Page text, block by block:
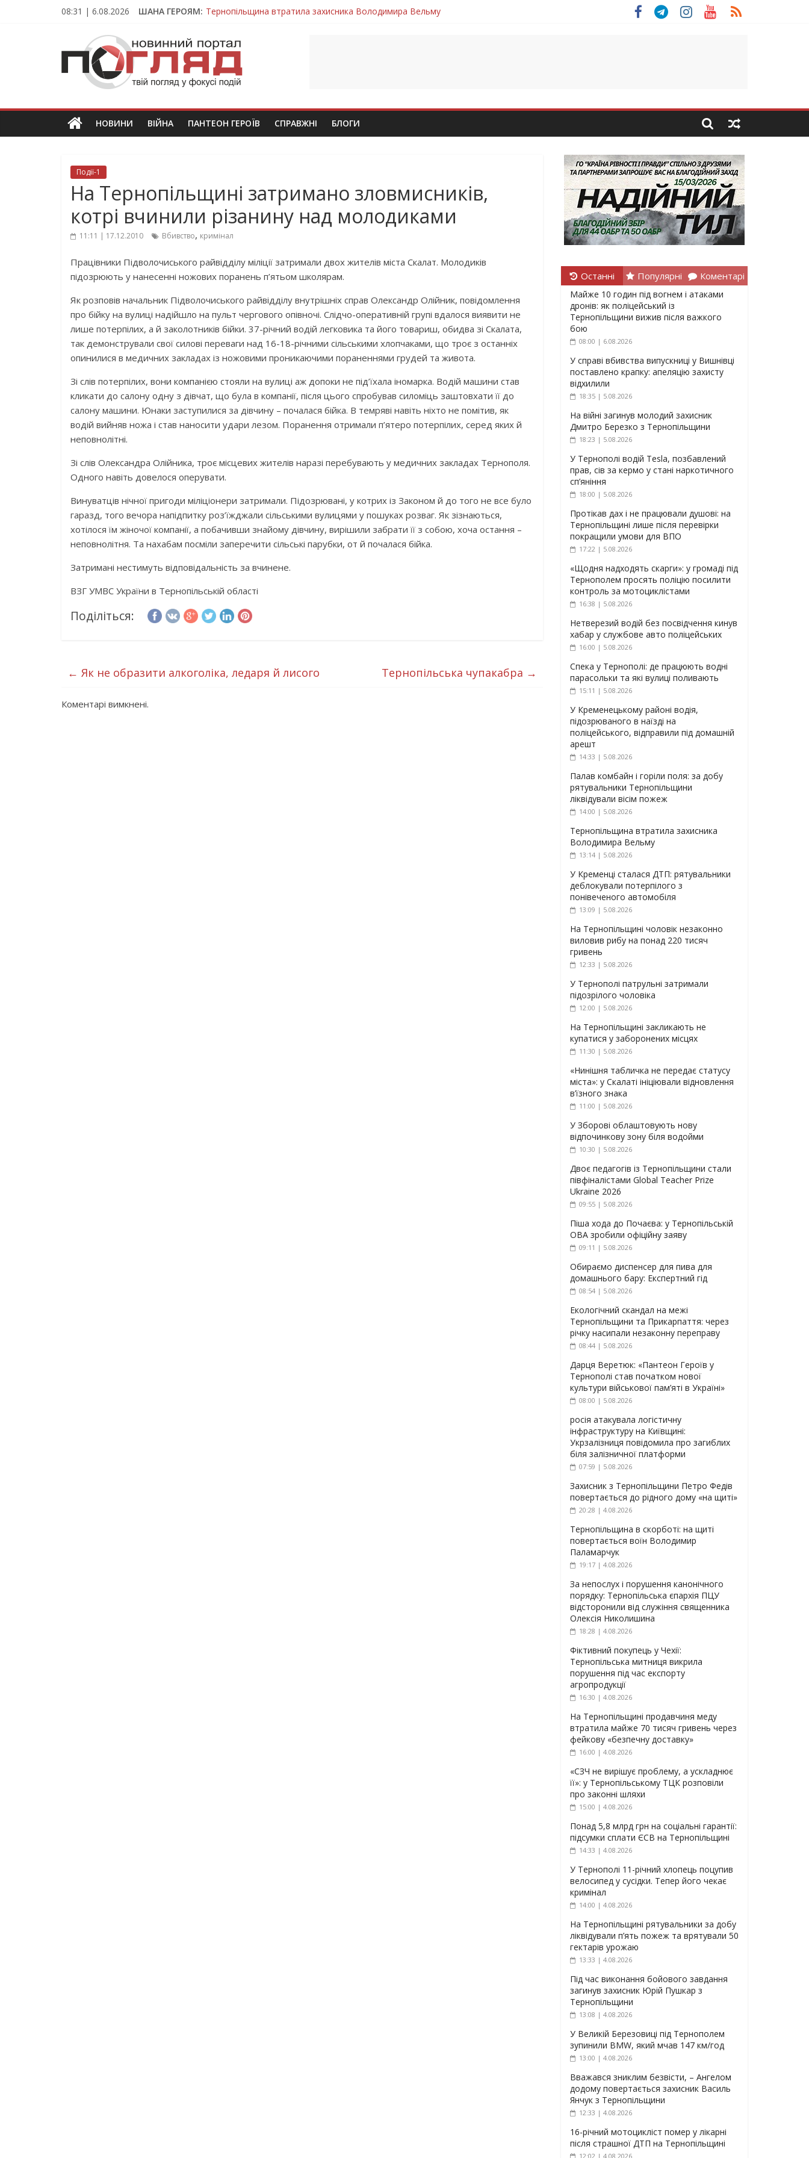
08:31 | 6.08.2026 ШАНА ГЕРОЯМ: Тернопільщина втратила захисника Володимира Вельму
Тернопільщина в скорботі: на щиті повертається воїн Володимир Паламарчук
Під час виконання бойового завдання загинув захисник Юрій Пушкар з Тернопільщини
На війні загинув молодий захисник Дмитро Березко з Тернопільщини
ПОГЛЯД
Новини
Тернополя.
новини
та
НОВИНИ ВІЙНА ПАНТЕОН ГЕРОЇВ СПРАВЖНІ БЛОГИ
Події-1
На Тернопільщині затримано зловмисників,
котрі вчинили різанину над молодиками
11:11 | 17.12.2010 Вбивство, кримінал
Працівники Підволочиського райвідділу міліції затримали двох жителів міста Скалат. Молодиків
підозрюють у нанесенні ножових поранень п’ятьом школярам.
Як розповів начальник Підволочиського райвідділу внутрішніх справ Олександр Олійник, повідомлення
про бійку на вулиці надійшло на пульт чергового опівночі. Слідчо-оперативній групі вдалося виявити не
лише потерпілих, а й заколотників бійки. 37-річний водій легковика та його товариш, обидва зі Скалата,
так демонстрували свої силові переваги над 16-18-річними сільськими хлопчаками, що троє з останніх
опинилися в медичних закладах із ножовими проникаючими пораненнями грудей та живота.
Зі слів потерпілих, вони компанією стояли на вулиці аж допоки не під’їхала іномарка. Водій машини став
кликати до салону одну з дівчат, що була в компанії, після цього спробував силоміць заштовхати її до
салону машини. Юнаки заступилися за дівчину – почалася бійка. В темряві навіть ніхто не помітив, як
водій вийняв ножа і став наносити удари лезом. Поранення отримали п’ятеро потерпілих, серед яких й
неповнолітні.
Зі слів Олександра Олійника, троє місцевих жителів наразі перебувають у медичних закладах Тернополя.
Одного навіть довелося оперувати.
Винуватців нічної пригоди міліціонери затримали. Підозрювані, у котрих із Законом й до того не все було
гаразд, того вечора напідпитку роз’їжджали сільськими вулицями у пошуках розваг. Як зізнаються,
хотілося їм жіночої компанії, а побачивши знайому дівчину, вирішили забрати її з собою, хоча остання –
неповнолітня. Та нахабам посміли заперечити сільські парубки, от й почалася бійка.
Затримані нестимуть відповідальність за вчинене.
ВЗГ УМВС України в Тернопільській області
Поділіться:
← Як не образити алкоголіка, ледаря й лисого Тернопільська чупакабра →
Коментарі вимкнені.
Останні Популярні Коментарі
Майже 10 годин під вогнем і атаками
дронів: як поліцейський із
Тернопільщини вижив після важкого
бою
08:00 | 6.08.2026
У справі вбивства випускниці у Вишнівці
поставлено крапку: апеляцію захисту
відхилили
18:35 | 5.08.2026
На війні загинув молодий захисник
Дмитро Березко з Тернопільщини
18:23 | 5.08.2026
У Тернополі водій Tesla, позбавлений
прав, сів за кермо у стані наркотичного
сп’яніння
18:00 | 5.08.2026
Протікав дах і не працювали душові: на
Тернопільщині лише після перевірки
покращили умови для ВПО
17:22 | 5.08.2026
«Щодня надходять скарги»: у громаді під
Тернополем просять поліцію посилити
контроль за мотоциклістами
16:38 | 5.08.2026
Нетверезий водій без посвідчення кинув
хабар у службове авто поліцейських
16:00 | 5.08.2026
Спека у Тернополі: де працюють водні
парасольки та які вулиці поливають
15:11 | 5.08.2026
У Кременецькому районі водія,
підозрюваного в наїзді на
поліцейського, відправили під домашній
арешт
14:33 | 5.08.2026
Палав комбайн і горіли поля: за добу
рятувальники Тернопільщини
ліквідували вісім пожеж
14:00 | 5.08.2026
Тернопільщина втратила захисника
Володимира Вельму
13:14 | 5.08.2026
У Кременці сталася ДТП: рятувальники
деблокували потерпілого з
понівеченого автомобіля
13:09 | 5.08.2026
На Тернопільщині чоловік незаконно
виловив рибу на понад 220 тисяч
гривень
12:33 | 5.08.2026
У Тернополі патрульні затримали
підозрілого чоловіка
12:00 | 5.08.2026
На Тернопільщині закликають не
купатися у заборонених місцях
11:30 | 5.08.2026
«Нинішня табличка не передає статусу
міста»: у Скалаті ініціювали відновлення
в’їзного знака
11:00 | 5.08.2026
У Зборові облаштовують нову
відпочинкову зону біля водойми
10:30 | 5.08.2026
Двоє педагогів із Тернопільщини стали
півфіналістами Global Teacher Prize
Ukraine 2026
09:55 | 5.08.2026
Піша хода до Почаєва: у Тернопільській
ОВА зробили офіційну заяву
09:11 | 5.08.2026
Обираємо диспенсер для пива для
домашнього бару: Експертний гід
08:54 | 5.08.2026
Екологічний скандал на межі
Тернопільщини та Прикарпаття: через
річку насипали незаконну переправу
08:44 | 5.08.2026
Дарця Веретюк: «Пантеон Героїв у
Тернополі став початком нової
культури військової пам’яті в Україні»
08:00 | 5.08.2026
росія атакувала логістичну
інфраструктуру на Київщині:
Укрзалізниця повідомила про загиблих
біля залізничної платформи
07:59 | 5.08.2026
Захисник з Тернопільщини Петро Федів
повертається до рідного дому «на щиті»
20:28 | 4.08.2026
Тернопільщина в скорботі: на щиті
повертається воїн Володимир
Паламарчук
19:17 | 4.08.2026
За непослух і порушення канонічного
порядку: Тернопільська єпархія ПЦУ
відсторонили від служіння священника
Олексія Николишина
18:28 | 4.08.2026
Фіктивний покупець у Чехії:
Тернопільська митниця викрила
порушення під час експорту
агропродукції
16:30 | 4.08.2026
На Тернопільщині продавчиня меду
втратила майже 70 тисяч гривень через
фейкову «безпечну доставку»
16:00 | 4.08.2026
«СЗЧ не вирішує проблему, а ускладнює
її»: у Тернопільському ТЦК розповіли
про законні шляхи
15:00 | 4.08.2026
Понад 5,8 млрд грн на соціальні гарантії:
підсумки сплати ЄСВ на Тернопільщині
14:33 | 4.08.2026
У Тернополі 11-річний хлопець поцупив
велосипед у сусідки. Тепер його чекає
кримінал
14:00 | 4.08.2026
На Тернопільщині рятувальники за добу
ліквідували п’ять пожеж та врятували 50
гектарів урожаю
13:33 | 4.08.2026
Під час виконання бойового завдання
загинув захисник Юрій Пушкар з
Тернопільщини
13:08 | 4.08.2026
У Великій Березовиці під Тернополем
зупинили BMW, який мчав 147 км/год
13:00 | 4.08.2026
Вважався зниклим безвісти, – Ангелом
додому повертається захисник Василь
Янчук з Тернопільщини
12:33 | 4.08.2026
16-річний мотоцикліст помер у лікарні
після страшної ДТП на Тернопільщині
12:02 | 4.08.2026